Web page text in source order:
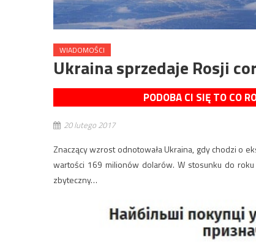
WIADOMOŚCI
Ukraina sprzedaje Rosji
PODOBA CI SIĘ TO CO
20 lutego 2017
Znaczący wzrost odnotowała Ukraina, gdy chodzi o
wartości 169 milionów dolarów. W stosunku do
zbyteczny…